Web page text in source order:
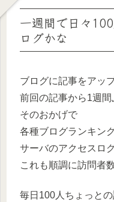
一週間で日々
ログかな
ブログに記事をアッ
前回の記事から1週間
そのおかげで
各種ブログランキン
サーバのアクセスロ
これも順調に訪問者
毎日100人ちょっと